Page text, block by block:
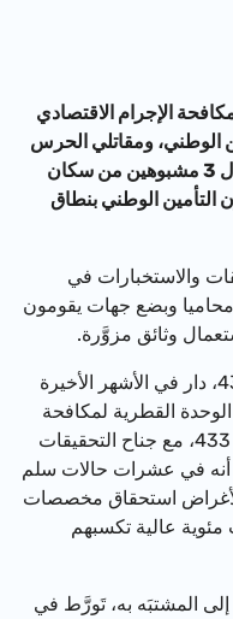
الإجرام الاقتصادي
التأمين الوطني، ومقاتلي الحرس
الوطني وشرطيي لواء الشمال، باعتقال 3 مشبوهين من سكان
الوطني بنطاق
والاستخبارات في
وبضع جهات يقومون
وثائق مزوَّرة.
'لاهاف' 433، دار في الأشهر الأخيرة
القطرية لمكافحة
الإجرام الاقتصادي ('يلاك') في 'لاهاف' 433، مع جناح التحقيقات
أنه في عشرات حالات سلم
استحقاق مخصصات
عالية تكسبهم
المشتبَه به، تَورَّط في